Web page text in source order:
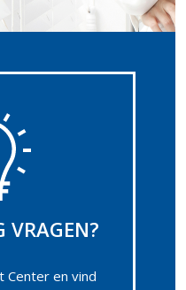
VRAGEN?
Center en vind